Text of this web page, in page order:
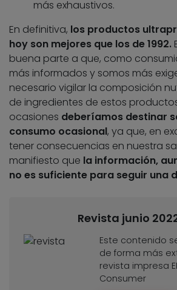
más exhaustivos.
En definitiva, los productos
hoy son mejores que los de 1992.
buena parte a que, como
más informados y somos más
necesario vigilar la composición
de ingredientes de estos
ocasiones deberíamos destinar
consumo ocasional, ya que, en
tener consecuencias en nuestra
manifiesto que la información,
no es suficiente para seguir una
Revista junio
Este contenido
de forma más
revista impresa
Consumer